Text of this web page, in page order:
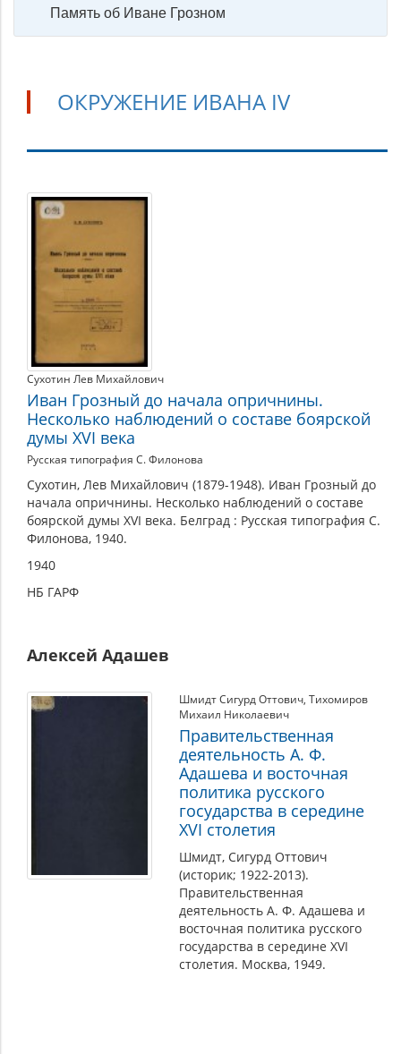
Память об Иване Грозном
ОКРУЖЕНИЕ ИВАНА IV
Окружение
Ивана
Сухотин Лев Михайлович
Иван Грозный до начала опричнины.
Несколько наблюдений о составе боярской
думы XVI века
Русская типография С. Филонова
Сухотин, Лев Михайлович (1879-1948). Иван Грозный до
начала опричнины. Несколько наблюдений о составе
боярской думы XVI века. Белград : Русская типография С.
Филонова, 1940.
1940
НБ ГАРФ
Алексей Адашев
Шмидт Сигурд Оттович, Тихомиров
Михаил Николаевич
Правительственная
деятельность А. Ф.
Адашева и восточная
политика русского
государства в середине
XVI столетия
Шмидт, Сигурд Оттович
(историк; 1922-2013).
Правительственная
деятельность А. Ф. Адашева и
восточная политика русского
государства в середине XVI
столетия. Москва, 1949.